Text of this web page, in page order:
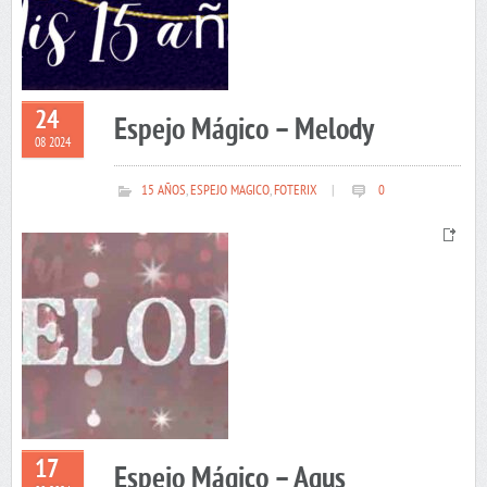
24
08 2024 Espejo Mágico – Melody
15 AÑOS,ESPEJO MAGICO,FOTERIX 0
17